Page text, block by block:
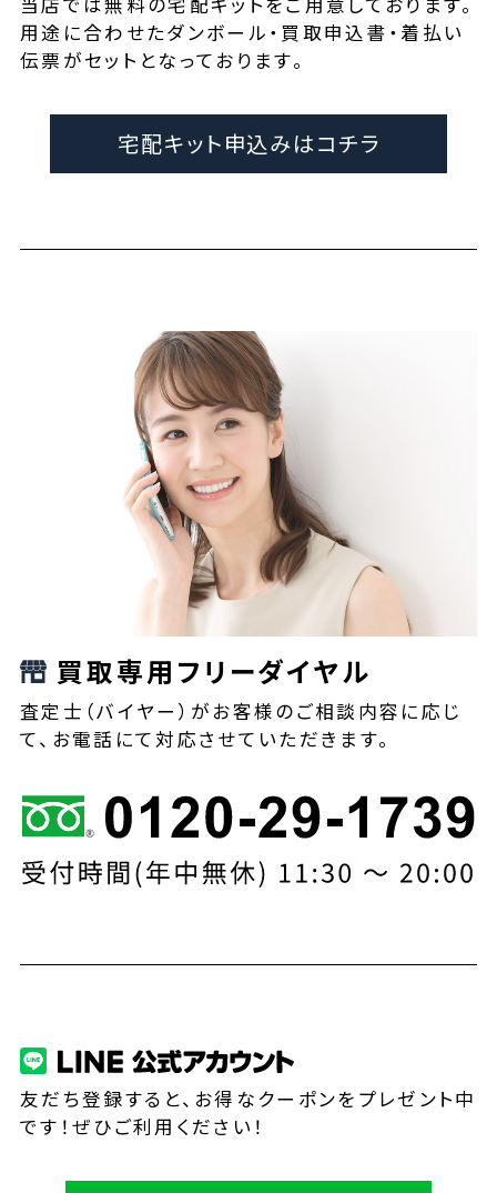
用途に合わせたダンボール・買取申込書・着払い
伝票がセットとなっております。
宅配キット申込みはコチラ
買取専用フリーダイヤル
査定士（バイヤー）がお客様のご相談内容に応じ
て、お電話にて対応させていただきます。
友だち登録すると、お得なクーポンをプレゼント中
です！ぜひご利用ください！